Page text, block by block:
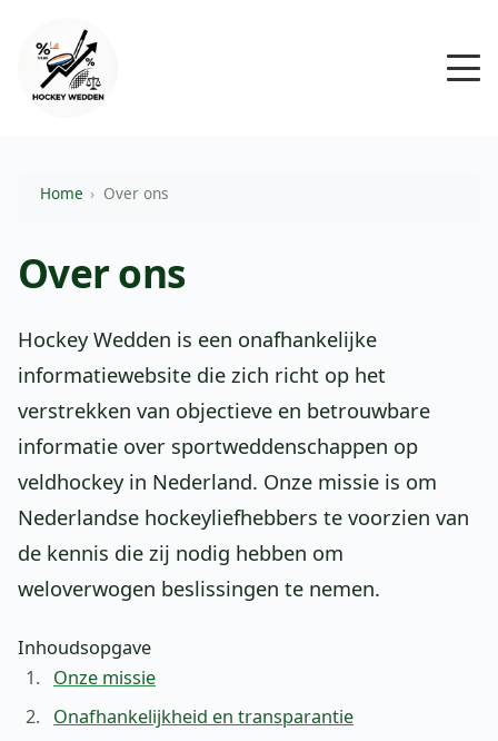
Home Over ons
Over ons
Hockey Wedden is een onafhankelijke
informatiewebsite die zich richt op het
verstrekken van objectieve en betrouwbare
informatie over sportweddenschappen op
veldhockey in Nederland. Onze missie is om
Nederlandse hockeyliefhebbers te voorzien van
de kennis die zij nodig hebben om
weloverwogen beslissingen te nemen.
Inhoudsopgave
Onze missie
Onafhankelijkheid en transparantie